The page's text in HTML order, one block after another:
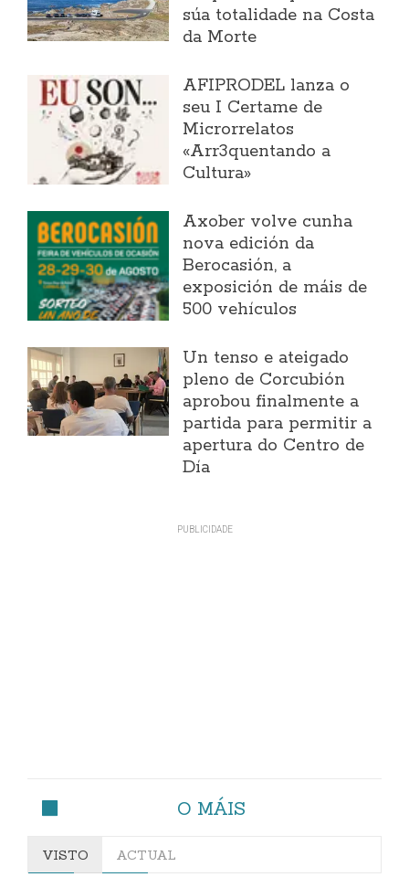
súa totalidade na Costa
da Morte
AFIPRODEL lanza o
seu I Certame de
Microrrelatos
«Arr3quentando a
Cultura»
Axober volve cunha
nova edición da
Berocasión, a
exposición de máis de
500 vehículos
Un tenso e ateigado
pleno de Corcubión
aprobou finalmente a
partida para permitir a
apertura do Centro de
Día
O MÁIS
VISTO ACTUAL